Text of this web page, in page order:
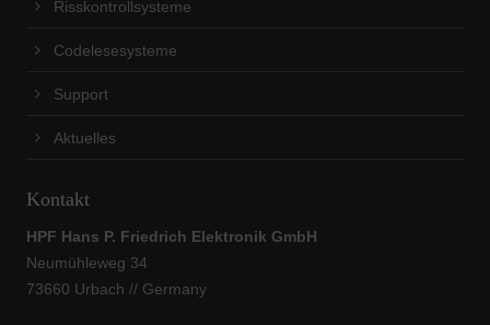
Risskontrollsysteme
Codelesesysteme
Support
Aktuelles
Kontakt
HPF Hans P. Friedrich Elektronik GmbH
Neumühleweg 34
73660 Urbach // Germany